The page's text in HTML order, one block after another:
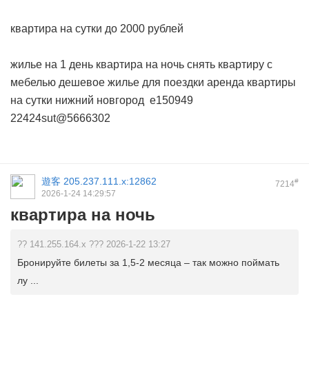
квартира на сутки до 2000 рублей
жилье на 1 день квартира на ночь снять квартиру с
мебелью дешевое жилье для поездки аренда квартиры
на сутки нижний новгород e150949
22424sut@5666302
7214#
遊客 205.237.111.x:12862
2026-1-24 14:29:57
квартира на ночь
?? 141.255.164.x ??? 2026-1-22 13:27
Бронируйте билеты за 1,5-2 месяца – так можно поймать
лу ...